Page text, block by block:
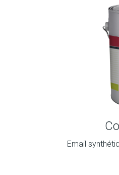
Email